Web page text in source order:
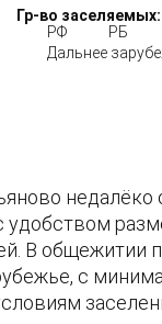
Гр-во заселяемых:
РФ
РБ
Дальнее
недалёко
В общежитии
с